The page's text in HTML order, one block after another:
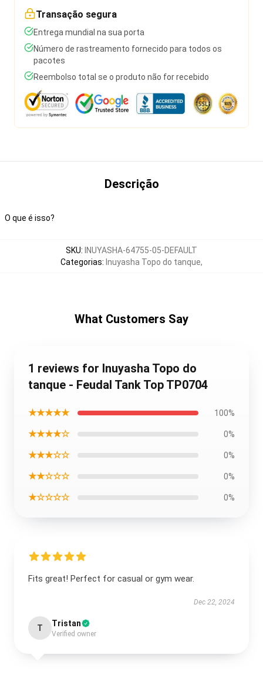
Transação segura
Entrega mundial na sua porta
Número de rastreamento fornecido para todos os
pacotes
Reembolso total se o produto não for recebido
Descrição
O que é isso?
SKU: INUYASHA-64755-05-DEFAULT
Categorias: Inuyasha Topo do tanque,
What Customers Say
1 reviews for Inuyasha Topo do
tanque - Feudal Tank Top TP0704
★★★★★ 100%
★★★★☆ 0%
★★★☆☆ 0%
★★☆☆☆ 0%
★☆☆☆☆ 0%
Fits great! Perfect for casual or gym wear.
Dec 22, 2024
T Tristan
Verified owner